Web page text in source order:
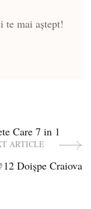
te mai aștept!
Care 7 in 1
ARTICLE
Doișpe Craiova